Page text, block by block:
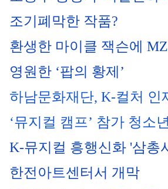
조기폐막한 작품?
환생한 마이클 잭슨에
영원한 ‘팝의 황제’
하남문화재단, K-컬처 인
‘뮤지컬 캠프’ 참가 청소
K-뮤지컬 흥행신화 '삼총
한전아트센터서 개막